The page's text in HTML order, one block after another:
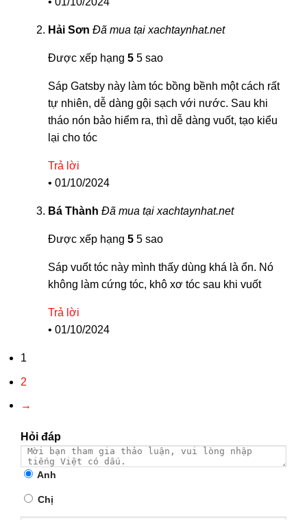
Hải Sơn Đã mua tại xachtaynhat.net
Được xếp hạng 5 5 sao
Sáp Gatsby này làm tóc bồng bềnh một cách rất
tự nhiên, dễ dàng gội sạch với nước. Sau khi
tháo nón bảo hiểm ra, thì dễ dàng vuốt, tạo kiểu
lại cho tóc
Trả lời
• 01/10/2024
Bá Thành Đã mua tại xachtaynhat.net
Được xếp hạng 5 5 sao
Sáp vuốt tóc này mình thấy dùng khá là ổn. Nó
không làm cứng tóc, khô xơ tóc sau khi vuốt
Trả lời
• 01/10/2024
1
2
→
Hỏi đáp
Anh
Chị